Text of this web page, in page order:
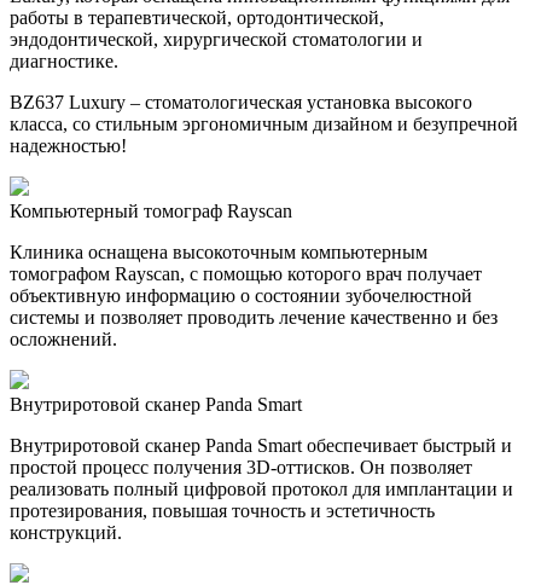
работы в терапевтической, ортодонтической,
эндодонтической, хирургической стоматологии и
диагностике.
BZ637 Luxury – стоматологическая установка высокого
класса, со стильным эргономичным дизайном и безупречной
надежностью!
Компьютерный томограф Rayscan
Клиника оснащена высокоточным компьютерным
томографом Rayscan, с помощью которого врач получает
объективную информацию о состоянии зубочелюстной
системы и позволяет проводить лечение качественно и без
осложнений.
Внутриротовой сканер Panda Smart
Внутриротовой сканер Panda Smart обеспечивает быстрый и
простой процесс получения 3D-оттисков. Он позволяет
реализовать полный цифровой протокол для имплантации и
протезирования, повышая точность и эстетичность
конструкций.